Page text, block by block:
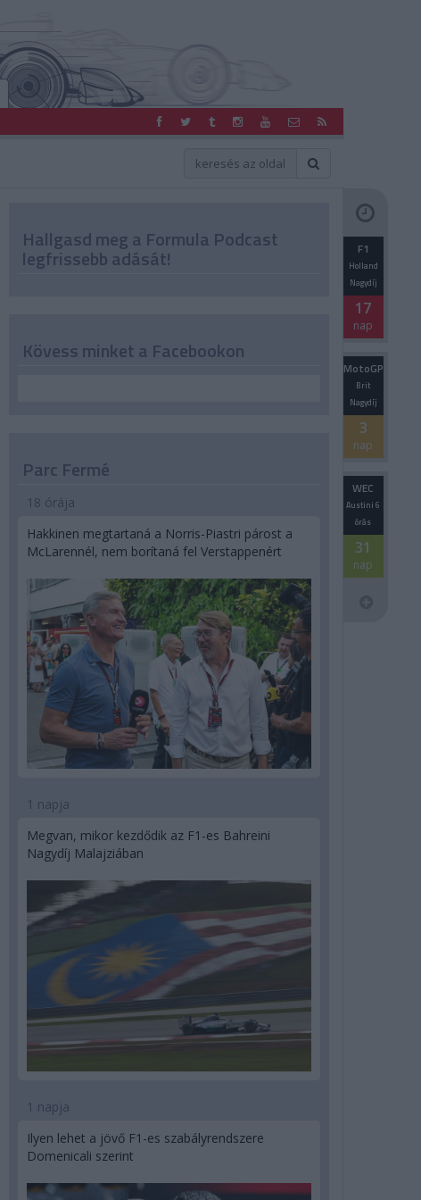
Hallgasd meg a Formula Podcast
legfrissebb adását! F1
Holland
Nagydíj
17
nap
MotoGP
Brit
Nagydíj
3
nap
WEC
Austini 6
órás
31
nap
Kövess minket a Facebookon
Parc Fermé
18 órája
Hakkinen megtartaná a Norris-Piastri párost a
McLarennél, nem borítaná fel Verstappenért
1 napja
Megvan, mikor kezdődik az F1-es Bahreini
Nagydíj Malajziában
1 napja
Ilyen lehet a jövő F1-es szabályrendszere
Domenicali szerint